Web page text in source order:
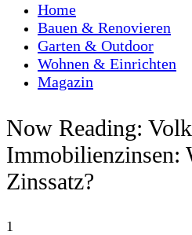
Home
Bauen & Renovieren
Garten & Outdoor
Wohnen & Einrichten
Magazin
Now Reading:
Immobilienzinsen:
Zinssatz?
1